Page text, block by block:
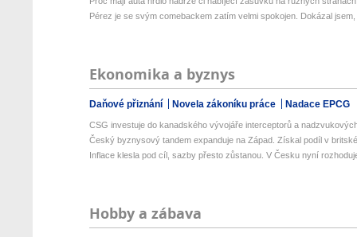
Pérez je se svým comebackem zatím velmi spokojen. Dokázal
Ekonomika a byznys
Daňové přiznání Novela zákoníku práce Nadace EPCG
CSG investuje do kanadského vývojáře interceptorů a
Český byznysový tandem expanduje na Západ. Získal podíl v
Inflace klesla pod cíl, sazby přesto zůstanou. V Česku nyní
Hobby a zábava